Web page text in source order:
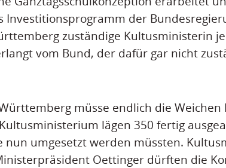
Investitionsprogramm der
zuständige Kultusministerin
vom Bund, der dafür gar nicht
müsse endlich die Weichen
lägen 350 fertig
nun umgesetzt werden müssten.
Oettinger dürften die